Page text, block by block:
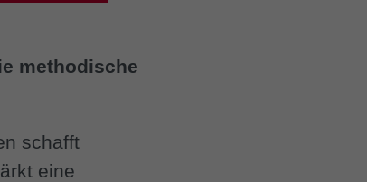
methodische
schafft
eine